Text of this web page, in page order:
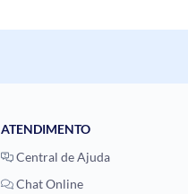
ATENDIMENTO
Central de Ajuda
Chat Online